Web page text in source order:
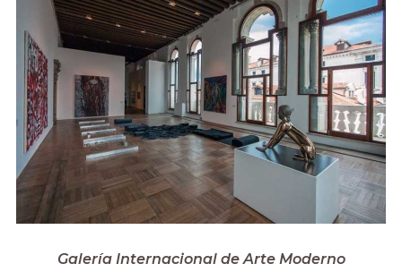
Galería Internacional de Arte Moderno